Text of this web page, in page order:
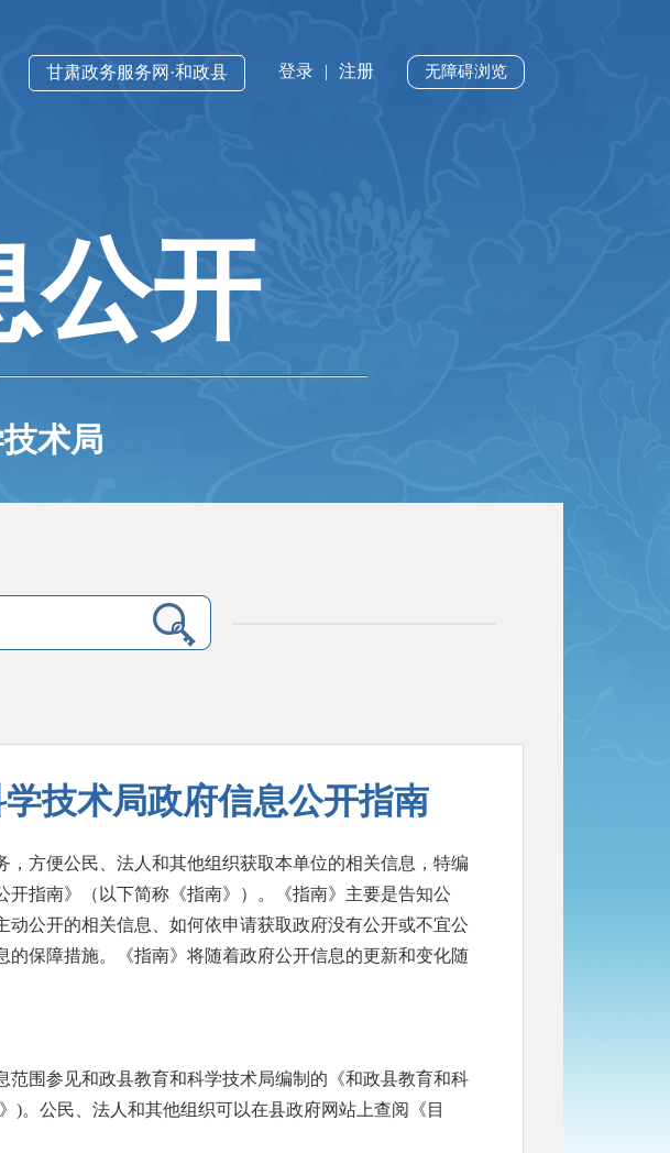
无障碍浏览
登录 | 注册
甘肃政务服务网·和政县
公开
技术局政府信息公开指南
，方便公民、法人和其他组织获取本单位的相关信息，特编
开指南》（以下简称《指南》）。《指南》主要是告知公
动公开的相关信息、如何依申请获取政府没有公开或不宜公
的保障措施。《指南》将随着政府公开信息的更新和变化随
范围参见和政县教育和科学技术局编制的《和政县教育和科
)。公民、法人和其他组织可以在县政府网站上查阅《目
术局